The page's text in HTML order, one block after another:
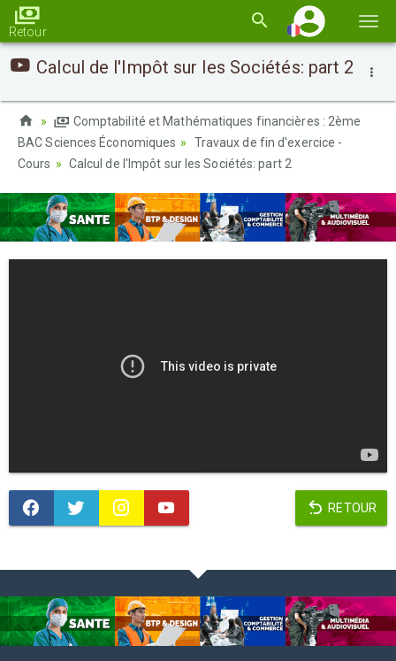
la
Retour
Calcul de l'Impôt sur les Sociétés: part 2
Comptabilité et Mathématiques financières : 2ème
BAC Sciences Économiques
Travaux de fin d'exercice -
Cours
Calcul de l'Impôt sur les Sociétés: part 2
RETOUR